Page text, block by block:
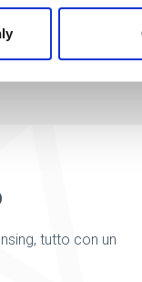
tutto con un